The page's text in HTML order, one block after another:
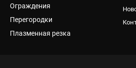
Ограждения
Перегородки
Плазменная резка